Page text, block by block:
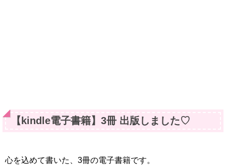
【kindle電子書籍】3冊 出版しました♡
心を込めて書いた、3冊の電子書籍です。